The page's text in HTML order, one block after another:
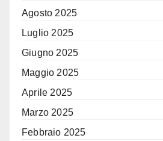
Agosto 2025
Luglio 2025
Giugno 2025
Maggio 2025
Aprile 2025
Marzo 2025
Febbraio 2025